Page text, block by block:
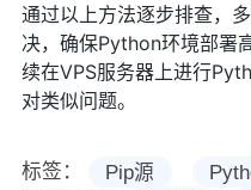
通过以上方法逐步排查，
决，确保Python环境部署
续在VPS服务器上进行
对类似问题。
标签： Pip源